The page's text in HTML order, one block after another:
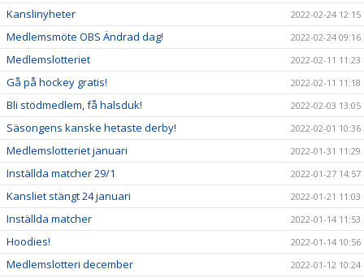
Kanslinyheter 2022-02-24 12:15
Medlemsmöte OBS Ändrad dag! 2022-02-24 09:16
Medlemslotteriet 2022-02-11 11:23
Gå på hockey gratis! 2022-02-11 11:18
Bli stödmedlem, få halsduk! 2022-02-03 13:05
Säsongens kanske hetaste derby! 2022-02-01 10:36
Medlemslotteriet januari 2022-01-31 11:29
Inställda matcher 29/1 2022-01-27 14:57
Kansliet stängt 24 januari 2022-01-21 11:03
Inställda matcher 2022-01-14 11:53
Hoodies! 2022-01-14 10:56
Medlemslotteri december 2022-01-12 10:24